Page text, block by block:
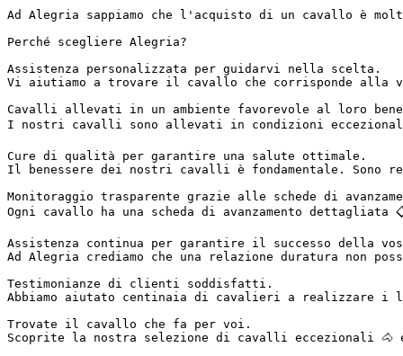
Ad Alegria sappiamo che l'acquisto di un cavallo è
Perché scegliere Alegria?
Assistenza personalizzata per guidarvi nella scelta.
Vi aiutiamo a trovare il cavallo che corrisponde
Cavalli allevati in un ambiente favorevole al loro
I nostri cavalli sono allevati in condizioni
Cure di qualità per garantire una salute ottimale.
Il benessere dei nostri cavalli è fondamentale.
Monitoraggio trasparente grazie alle schede di
Ogni cavallo ha una scheda di avanzamento
Assistenza continua per garantire il successo della
Ad Alegria crediamo che una relazione duratura non
Testimonianze di clienti soddisfatti.
Abbiamo aiutato centinaia di cavalieri a realizzare i
Trovate il cavallo che fa per voi.
Scoprite la nostra selezione di cavalli eccezionali